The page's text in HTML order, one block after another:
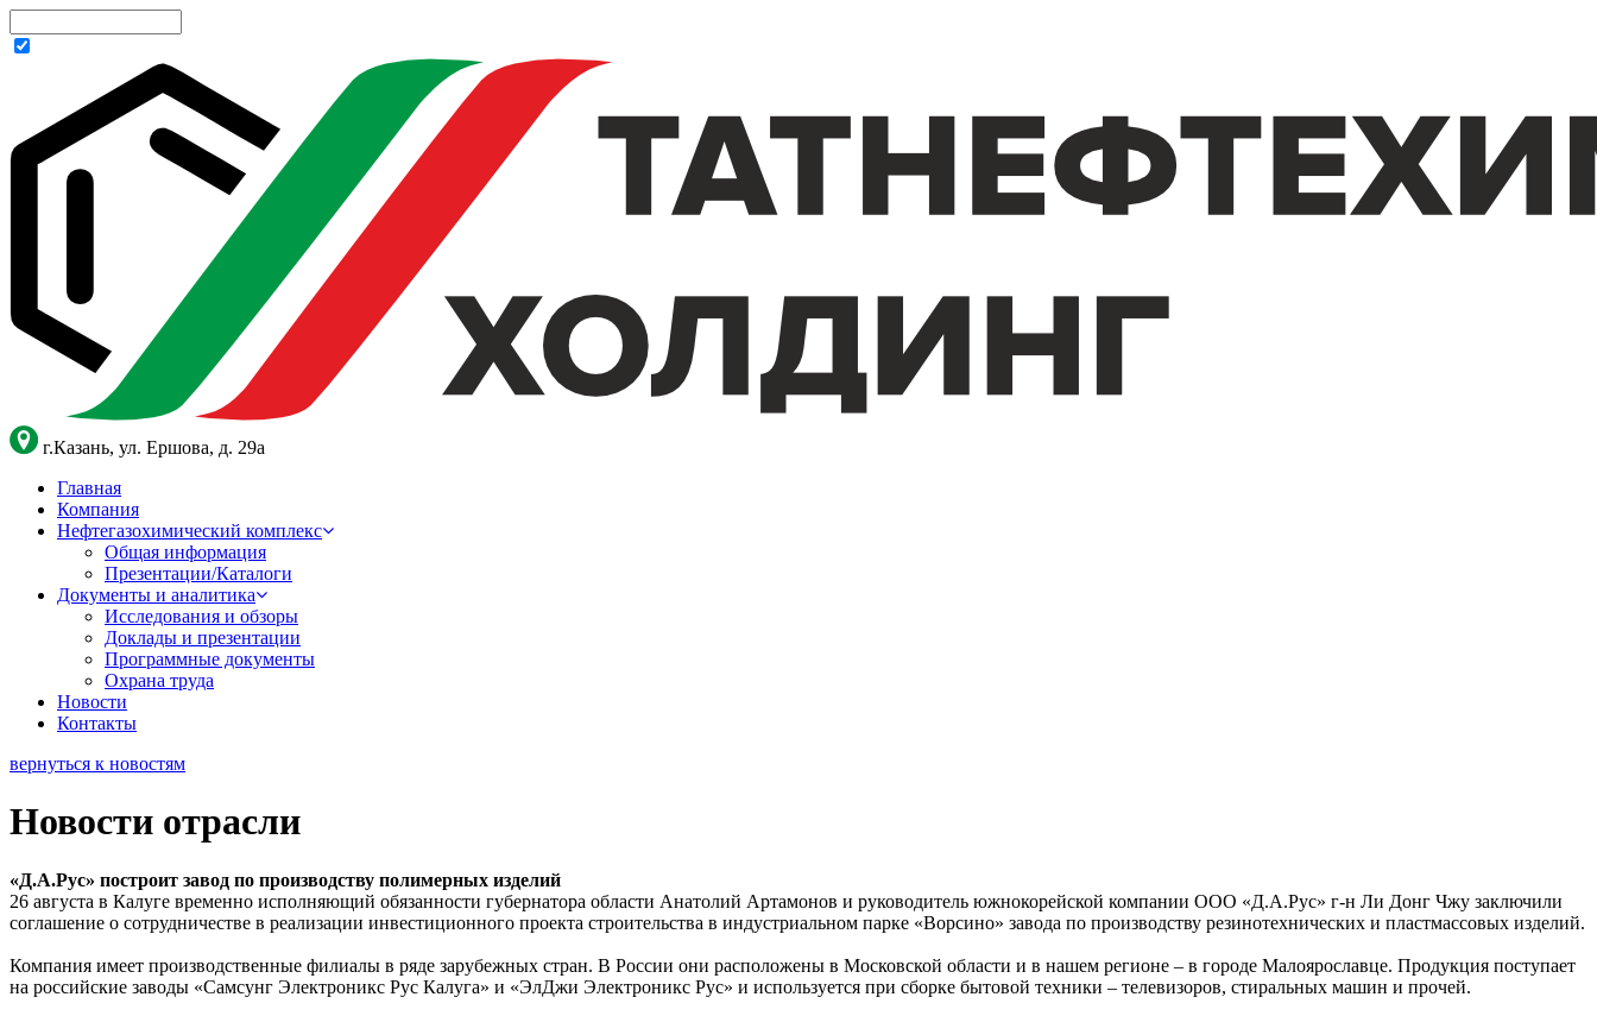
г.Казань, ул. Ершова, д. 29а
Главная
Компания
Нефтегазохимический комплекс
Общая информация
Презентации/Каталоги
Документы и аналитика
Исследования и обзоры
Доклады и презентации
Программные документы
Охрана труда
Новости
Контакты
вернуться к новостям
Новости отрасли
«Д.А.Рус» построит завод по производству полимерных изделий
26 августа в Калуге временно исполняющий обязанности губернатора области Анатолий Артамонов и руководитель южнокорейской компании ООО «Д.А.Рус» г-н Ли Донг Чжу заключили
соглашение о сотрудничестве в реализации инвестиционного проекта строительства в индустриальном парке «Ворсино» завода по производству резинотехнических и пластмассовых изделий.
Компания имеет производственные филиалы в ряде зарубежных стран. В России они расположены в Московской области и в нашем регионе – в городе Малоярославце. Продукция поступает
на российские заводы «Самсунг Электроникс Рус Калуга» и «ЭлДжи Электроникс Рус» и используется при сборке бытовой техники – телевизоров, стиральных машин и прочей.